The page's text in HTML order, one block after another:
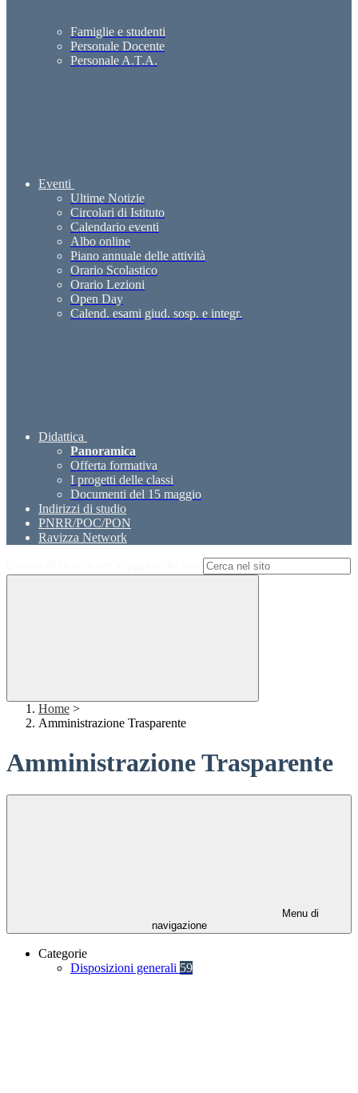
Famiglie e studenti
Personale Docente
Personale A.T.A.
Eventi
Ultime Notizie
Circolari di Istituto
Calendario eventi
Albo online
Piano annuale delle attività
Orario Scolastico
Orario Lezioni
Open Day
Calend. esami giud. sosp. e integr.
Didattica
Panoramica
Offerta formativa
I progetti delle classi
Documenti del 15 maggio
Indirizzi di studio
PNRR/POC/PON
Ravizza Network
Home >
Amministrazione Trasparente
Amministrazione Trasparente
Menu di
navigazione
Categorie
Disposizioni generali 59